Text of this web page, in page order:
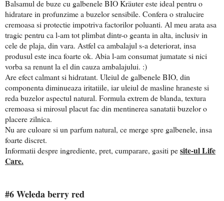
Balsamul de buze cu galbenele BIO Kräuter este ideal pentru o
hidratare in profunzime a buzelor sensibile. Confera o stralucire
cremoasa si protectie impotriva factorilor poluanti. Al meu arata asa
tragic pentru ca l-am tot plimbat dintr-o geanta in alta, inclusiv in
cele de plaja, din vara. Astfel ca ambalajul s-a deteriorat, insa
produsul este inca foarte ok. Abia l-am consumat jumatate si nici
vorba sa renunt la el din cauza ambalajului. :)
Are efect calmant si hidratant. Uleiul de galbenele BIO, din
componenta diminueaza iritatiile, iar uleiul de masline hraneste si
reda buzelor aspectul natural. Formula extrem de blanda, textura
cremoasa si mirosul placut fac din mentinerea sanatatii buzelor o
placere zilnica.
Nu are culoare si un parfum natural, ce merge spre galbenele, insa
foarte discret.
Informatii despre ingrediente, pret, cumparare, gasiti pesite-ul Life
Care.
#6 Weleda berry red